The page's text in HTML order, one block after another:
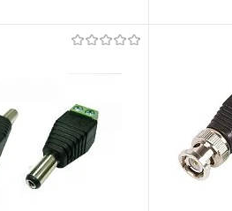
Под заказ
Купить
В